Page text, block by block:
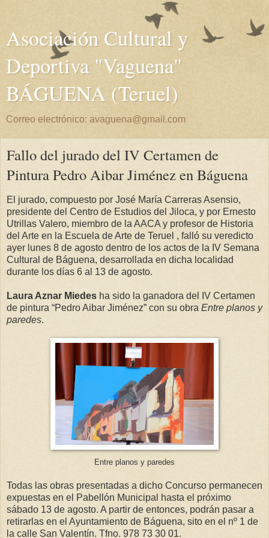
Asociación Cultural y
Deportiva "Vaguena"
BÁGUENA (Teruel)
Correo electrónico: avaguena@gmail.com
Fallo del jurado del IV Certamen de
Pintura Pedro Aibar Jiménez en Báguena
El jurado, compuesto por José María Carreras Asensio,
presidente del Centro de Estudios del Jiloca, y por Ernesto
Utrillas Valero, miembro de la AACA y profesor de Historia
del Arte en la Escuela de Arte de Teruel , falló su veredicto
ayer lunes 8 de agosto dentro de los actos de la IV Semana
Cultural de Báguena, desarrollada en dicha localidad
durante los días 6 al 13 de agosto.
Laura Aznar Miedes ha sido la ganadora del IV Certamen
de pintura “Pedro Aibar Jiménez” con su obra Entre planos y
paredes.
Entre planos y paredes
Todas las obras presentadas a dicho Concurso permanecen
expuestas en el Pabellón Municipal hasta el próximo
sábado 13 de agosto. A partir de entonces, podrán pasar a
retirarlas en el Ayuntamiento de Báguena, sito en el nº 1 de
la calle San Valentín. Tfno. 978 73 30 01.